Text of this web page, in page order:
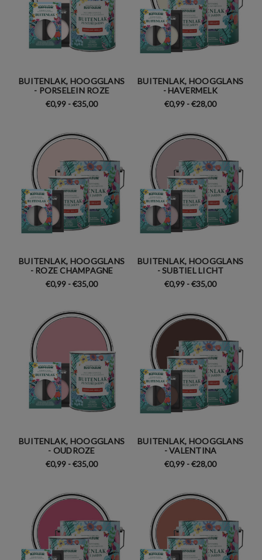
BUITENLAK, HOOGGLANS
- PORSELEIN ROZE
€0,99 - €35,00
BUITENLAK, HOOGGLANS
- HAVERMELK
€0,99 - €28,00
BUITENLAK, HOOGGLANS
- ROZE CHAMPAGNE
€0,99 - €35,00
BUITENLAK, HOOGGLANS
- SUBTIEL LICHT
€0,99 - €35,00
BUITENLAK, HOOGGLANS
- OUDROZE
€0,99 - €35,00
BUITENLAK, HOOGGLANS
- VALENTINA
€0,99 - €28,00